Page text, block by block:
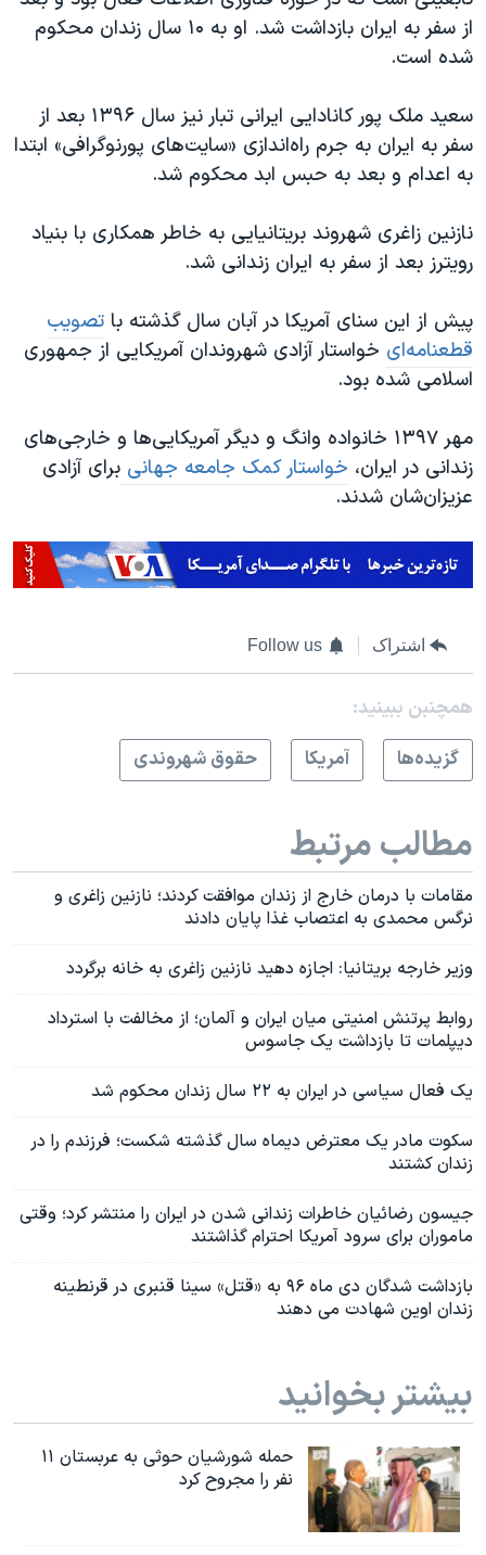
از سفر به ایران بازداشت شد. او به ۱۰ سال زندان محکوم
شده است.
سعید ملک پور کانادایی ایرانی تبار نیز سال ۱۳۹۶ بعد از
سفر به ایران به جرم راه‌اندازی «سایت‌های پورنوگرافی» ابتدا
به اعدام و بعد به حبس ابد محکوم شد.
نازنین زاغری شهروند بریتانیایی به خاطر همکاری با بنیاد
رویترز بعد از سفر به ایران زندانی شد.
پیش از این سنای آمریکا در آبان سال گذشته با تصویب
قطعنامه‌ای خواستار آزادی شهروندان آمریکایی از جمهوری
اسلامی شده بود.
مهر ۱۳۹۷ خانواده وانگ و دیگر آمریکایی‌ها و خارجی‌های
زندانی در ایران، خواستار کمک جامعه جهانی برای آزادی
عزیزان‌شان شدند.
اشتراک Follow us
همچنبن ببینید:
گزيده‌ها
آمريکا حقوق شهروندی
مطالب مرتبط
مقامات با درمان خارج از زندان موافقت کردند؛ نازنین زاغری و
نرگس محمدی به اعتصاب غذا پایان دادند
وزیر خارجه بریتانیا: اجازه دهید نازنین زاغری به خانه برگردد
روابط پرتنش امنیتی میان ایران و آلمان؛ از مخالفت با استرداد
دیپلمات تا بازداشت یک جاسوس
یک فعال سیاسی در ایران به ۲۲ سال زندان محکوم شد
سکوت مادر یک معترض دیماه سال گذشته شکست؛ فرزندم را در
زندان کشتند
جیسون رضائیان خاطرات زندانی شدن در ایران را منتشر کرد؛ وقتی
ماموران برای سرود آمریکا احترام گذاشتند
بازداشت شدگان دی ماه ۹۶ به «قتل» سینا قنبری در قرنطینه
زندان اوین شهادت می دهند
بیشتر بخوانید
حمله شورشیان حوثی به عربستان ۱۱
نفر را مجروح کرد